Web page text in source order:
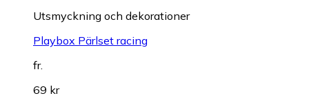
Utsmyckning och dekorationer
Playbox Pärlset racing
fr.
69 kr